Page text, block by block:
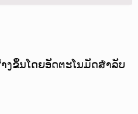
ງຂຶ້ນໂດຍອັດຕະໂນມັດສຳລັບ